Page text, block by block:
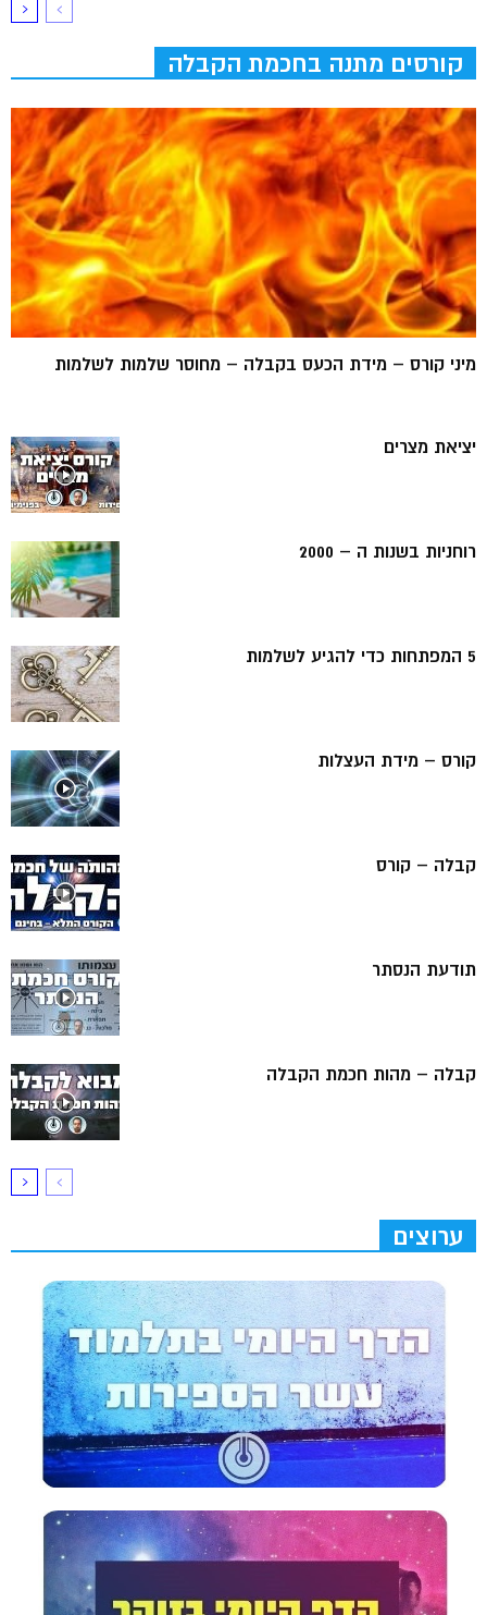
קורסים מתנה בחכמת הקבלה
מיני קורס – מידת הכעס בקבלה – מחוסר שלמות לשלמות
יציאת מצרים
רוחניות בשנות ה – 2000
5 המפתחות כדי להגיע לשלמות
קורס – מידת העצלות
קבלה – קורס
תודעת הנסתר
קבלה – מהות חכמת הקבלה
ערוצים